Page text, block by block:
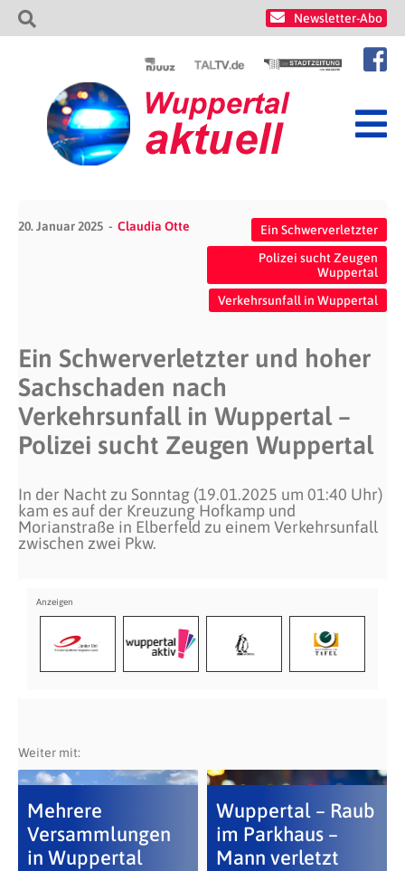
Newsletter-Abo
20. Januar 2025 Claudia Otte
Ein Schwerverletzter
Polizei sucht Zeugen
Wuppertal
Verkehrsunfall in Wuppertal
Ein Schwerverletzter und hoher
Sachschaden nach
Verkehrsunfall in Wuppertal –
Polizei sucht Zeugen Wuppertal
In der Nacht zu Sonntag (19.01.2025 um 01:40 Uhr)
kam es auf der Kreuzung Hofkamp und
Morianstraße in Elberfeld zu einem Verkehrsunfall
zwischen zwei Pkw.
Weiter mit:
Mehrere
Versammlungen
in Wuppertal
Wuppertal – Raub
im Parkhaus –
Mann verletzt